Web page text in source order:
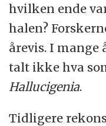
hvilken ende
halen?
årevis. I mange
talt ikke hva
Hallucigenia.
Tidligere